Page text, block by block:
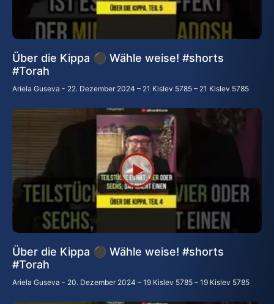
Über die Kippa ⚫ Wähle weise! #shorts
#Torah
Ariela Guseva 22. Dezember 2024 – 21 Kislev 5785 – 21 Kislev 5785
Über die Kippa ⚫ Wähle weise! #shorts
#Torah
Ariela Guseva 20. Dezember 2024 – 19 Kislev 5785 – 19 Kislev 5785